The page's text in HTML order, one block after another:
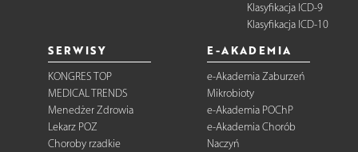
Klasyfikacja ICD-9
Klasyfikacja ICD-10
SERWISY
KONGRES TOP
MEDICAL TRENDS
Menedżer Zdrowia
Lekarz POZ
Choroby rzadkie
E-AKADEMIA
e-Akademia Zaburzeń
Mikrobioty
e-Akademia POChP
e-Akademia Chorób
Naczyń